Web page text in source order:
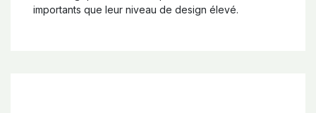
importants que leur niveau de design élevé.